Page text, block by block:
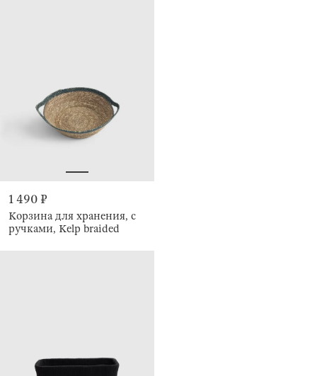
1 490 ₽
Корзина для хранения, с
ручками, Kelp braided